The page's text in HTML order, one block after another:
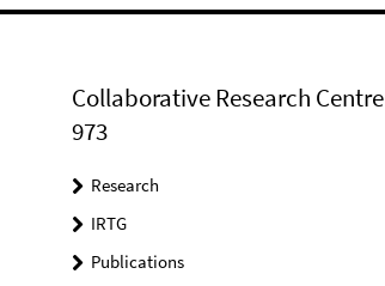
Collaborative Research Centre
973
Research
IRTG
Publications